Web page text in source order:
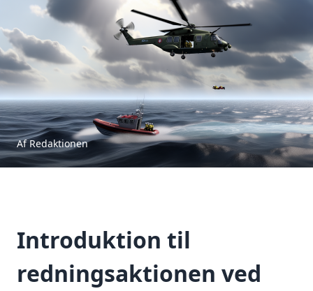
Af Redaktionen
Introduktion til
redningsaktionen ved